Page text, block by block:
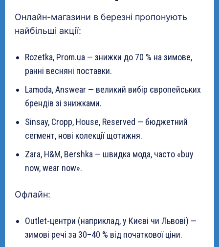
Онлайн-магазини в березні пропонують
найбільші акції:
Rozetka, Prom.ua — знижки до 70 % на зимове,
ранні весняні поставки.
Lamoda, Answear — великий вибір європейських
брендів зі знижками.
Sinsay, Cropp, House, Reserved — бюджетний
сегмент, нові колекції щотижня.
Zara, H&M, Bershka — швидка мода, часто «buy
now, wear now».
Офлайн:
Outlet-центри (наприклад, у Києві чи Львові) —
зимові речі за 30–40 % від початкової ціни.